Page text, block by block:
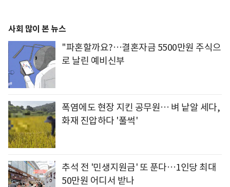
사회 많이 본 뉴스
"파혼할까요?…결혼자금 5500만원 주식으
로 날린 예비신부
폭염에도 현장 지킨 공무원… 벼 낱알 세다,
화재 진압하다 '풀썩'
추석 전 '민생지원금' 또 푼다…1인당 최대
50만원 어디서 받나